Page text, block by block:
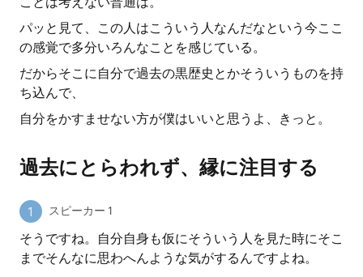
パッと見て、この人はこういう人なんだなという今ここ
の感覚で多分いろんなことを感じている。
だからそこに自分で過去の黒歴史とかそういうものを持
ち込んで、
自分をかすませない方が僕はいいと思うよ、きっと。
過去にとらわれず、縁に注目する
スピーカー 1
そうですね。自分自身も仮にそういう人を見た時にそこ
までそんなに思わへんような気がするんですよね。